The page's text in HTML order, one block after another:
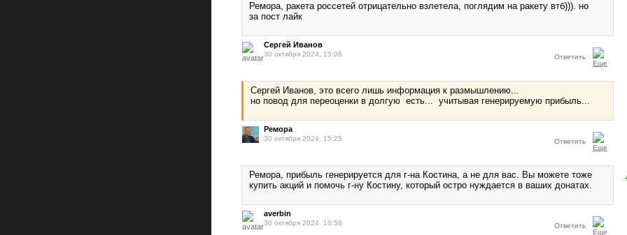
Ремора, ракета россетей отрицательно взлетела, поглядим на ракету втб))). но
за пост лайк
Сергей Иванов
30 октября 2024, 15:06 Ответить
Сергей Иванов, это всего лишь информация к размышлению...
но повод для переоценки в долгую есть... учитывая генерируемую прибыль...
Ремора
30 октября 2024, 15:25 Ответить
Ремора, прибыль генерируется для г-на Костина, а не для вас. Вы можете тоже
купить акций и помочь г-ну Костину, который остро нуждается в ваших донатах.
averbin
30 октября 2024, 16:58 Ответить